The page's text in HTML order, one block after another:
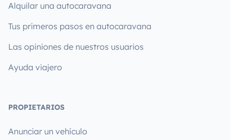
Alquilar una autocaravana
Tus primeros pasos en autocaravana
Las opiniones de nuestros usuarios
Ayuda viajero
PROPIETARIOS
Anunciar un vehículo